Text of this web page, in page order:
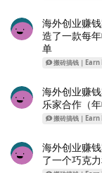
海外创业赚
造了一款每
单
搬砖搞钱｜
海外创业赚
乐家合作（
搬砖搞钱｜
海外创业赚
了一个巧克